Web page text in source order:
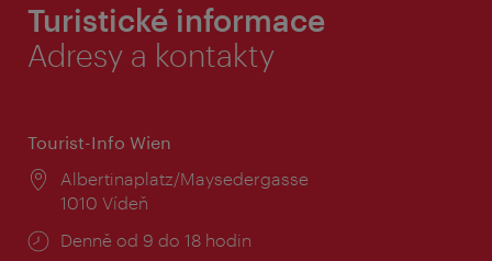
Turistické informace
Adresy a kontakty
Tourist-Info Wien
Místo:
Albertinaplatz/Maysedergasse
1010 Vídeň
Provozní
Denně od 9 do 18 hodin